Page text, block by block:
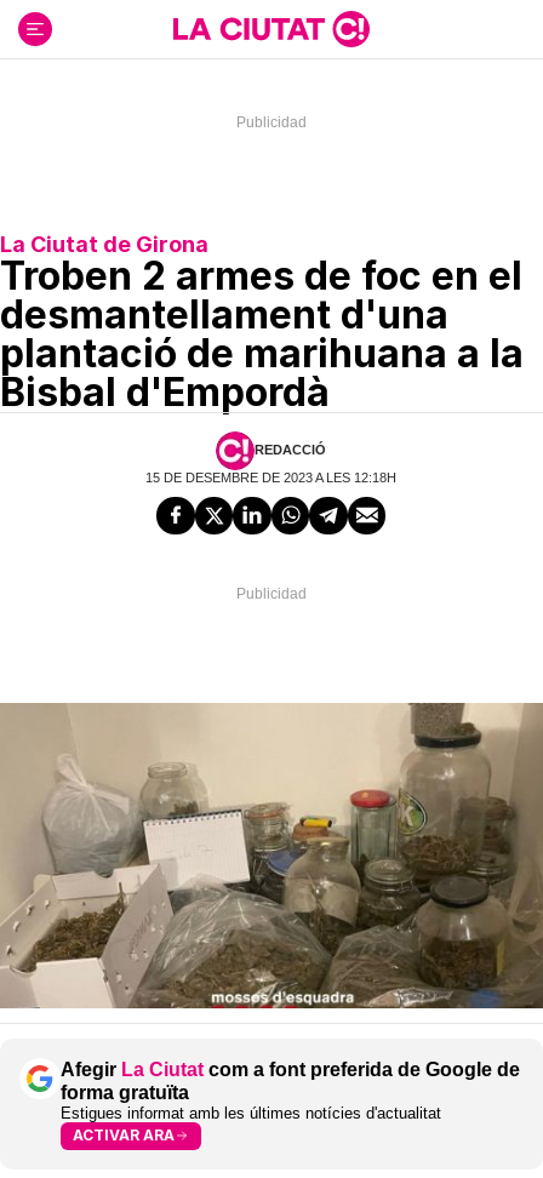
contenido
La Ciutat de Girona
Troben 2 armes de foc en el
desmantellament d'una
plantació de marihuana a la
Bisbal d'Empordà
REDACCIÓ
15 DE DESEMBRE DE 2023 A LES 12:18H
Afegir La Ciutat com a font preferida de Google de
forma gratuïta
Estigues informat amb les últimes notícies d'actualitat
ACTIVAR ARA